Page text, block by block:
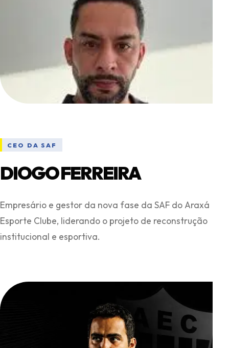
CEO DA SAF
DIOGO FERREIRA
Empresário e gestor da nova fase da SAF do Araxá
Esporte Clube, liderando o projeto de reconstrução
institucional e esportiva.